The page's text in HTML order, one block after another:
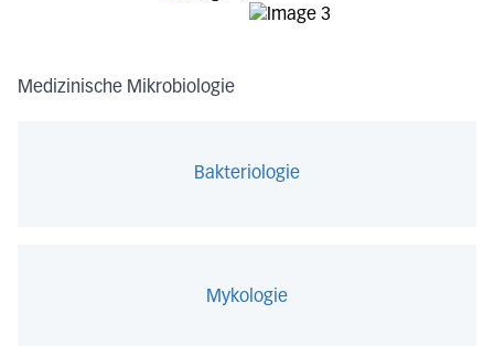
Medizinische Mikrobiologie
Bakteriologie
Mykologie